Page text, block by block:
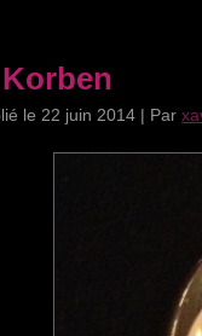
Korben
le 22 juin 2014 | Par